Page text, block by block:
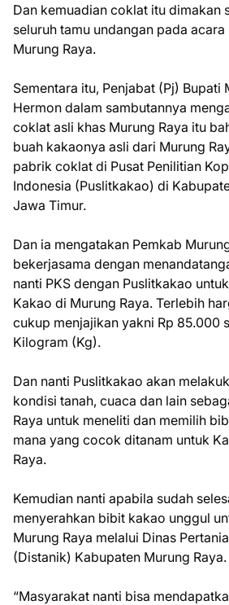
Dan kemuadian coklat itu dimakan
seluruh tamu undangan pada
Murung Raya.
Sementara itu, Penjabat (Pj) Bupati
Hermon dalam sambutannya
coklat asli khas Murung Raya itu
buah kakaonya asli dari Murung
pabrik coklat di Pusat Penilitian
Indonesia (Puslitkakao) di
Jawa Timur.
Dan ia mengatakan Pemkab
bekerjasama dengan
nanti PKS dengan Puslitkakao
Kakao di Murung Raya. Terlebih
cukup menjajikan yakni Rp 85.000
Kilogram (Kg).
Dan nanti Puslitkakao akan
kondisi tanah, cuaca dan lain
Raya untuk meneliti dan memilih
mana yang cocok ditanam untuk
Raya.
Kemudian nanti apabila sudah
menyerahkan bibit kakao unggul
Murung Raya melalui Dinas
(Distanik) Kabupaten Murung Raya.
“Masyarakat nanti bisa